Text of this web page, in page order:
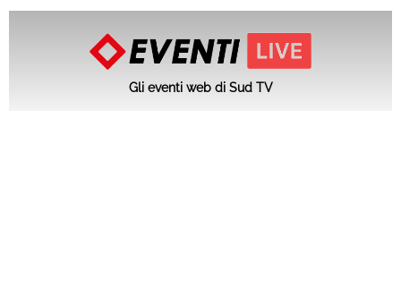
Gli eventi web di Sud TV